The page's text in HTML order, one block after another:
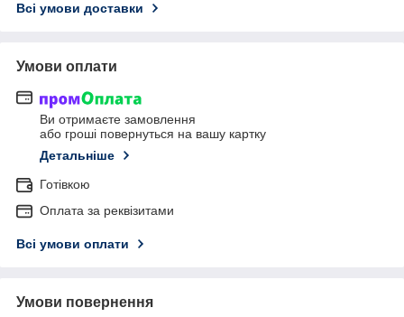
Всі умови доставки
Умови оплати
Ви отримаєте замовлення
або гроші повернуться на вашу картку
Детальніше
Готівкою
Оплата за реквізитами
Всі умови оплати
Умови повернення